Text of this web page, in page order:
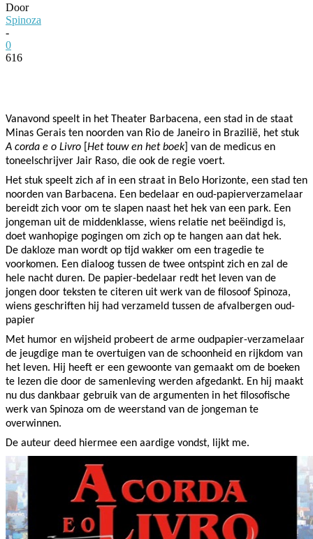
Door
Spinoza
-
0
616
Vanavond speelt in het Theater Barbacena, een stad in de staat
Minas Gerais ten noorden van Rio de Janeiro in Brazilië, het stuk
A corda e o Livro Het touw en het boek] van de medicus en
toneelschrijver Jair Raso, die ook de regie voert.
Het stuk speelt zich af in een straat in Belo Horizonte, een stad ten
noorden van Barbacena. Een bedelaar en oud-papierverzamelaar
bereidt zich voor om te slapen naast het hek van een park. Een
jongeman uit de middenklasse, wiens relatie net beëindigd is,
doet wanhopige pogingen om zich op te hangen aan dat hek.
De dakloze man wordt op tijd wakker om een tragedie te
voorkomen. Een dialoog tussen de twee ontspint zich en zal de
hele nacht duren. De papier-bedelaar redt het leven van de
jongen door teksten te citeren uit werk van de filosoof Spinoza,
wiens geschriften hij had verzameld tussen de afvalbergen oud-
papier
Met humor en wijsheid probeert de arme oudpapier-verzamelaar
de jeugdige man te overtuigen van de schoonheid en rijkdom van
het leven. Hij heeft er een gewoonte van gemaakt om de boeken
te lezen die door de samenleving werden afgedankt. En hij maakt
nu dus dankbaar gebruik van de argumenten in het filosofische
werk van Spinoza om de weerstand van de jongeman te
overwinnen.
De auteur deed hiermee een aardige vondst, lijkt me.